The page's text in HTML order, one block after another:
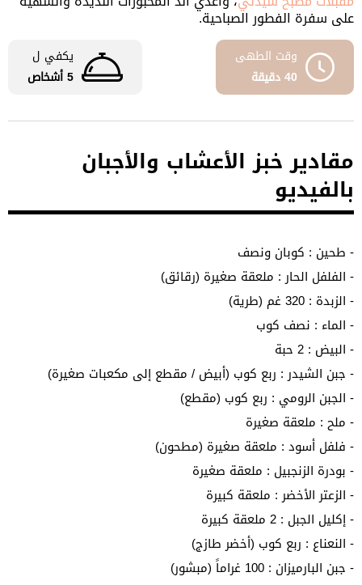
على سفرة الفطور الصباحية.
وقت الطهى
40 دقيقة
يكفي ل
5 أشخاص
مقادير خبز الأعشاب والأجبان
بالفيديو
- طحين : كوبان ونصف
- الفلفل الحار : ملعقة صغيرة (رقائق)
- الزبدة : 320 غم (طرية)
- الماء : نصف كوب
- البيض : 2 حبة
- جبن الشيدر : ربع كوب (أبيض / مقطع إلى مكعبات صغيرة)
- الجبن الرومي : ربع كوب (مقطع)
- ملح : ملعقة صغيرة
- فلفل أسود : ملعقة صغيرة (مطحون)
- بودرة الزنجبيل : ملعقة صغيرة
- الزعتر الأخضر : ملعقة كبيرة
- إكليل الجبل : 2 ملعقة كبيرة
- النعناع : ربع كوب (أخضر طازج)
- جبن البارميزان : 100 غراماً (مبشور)